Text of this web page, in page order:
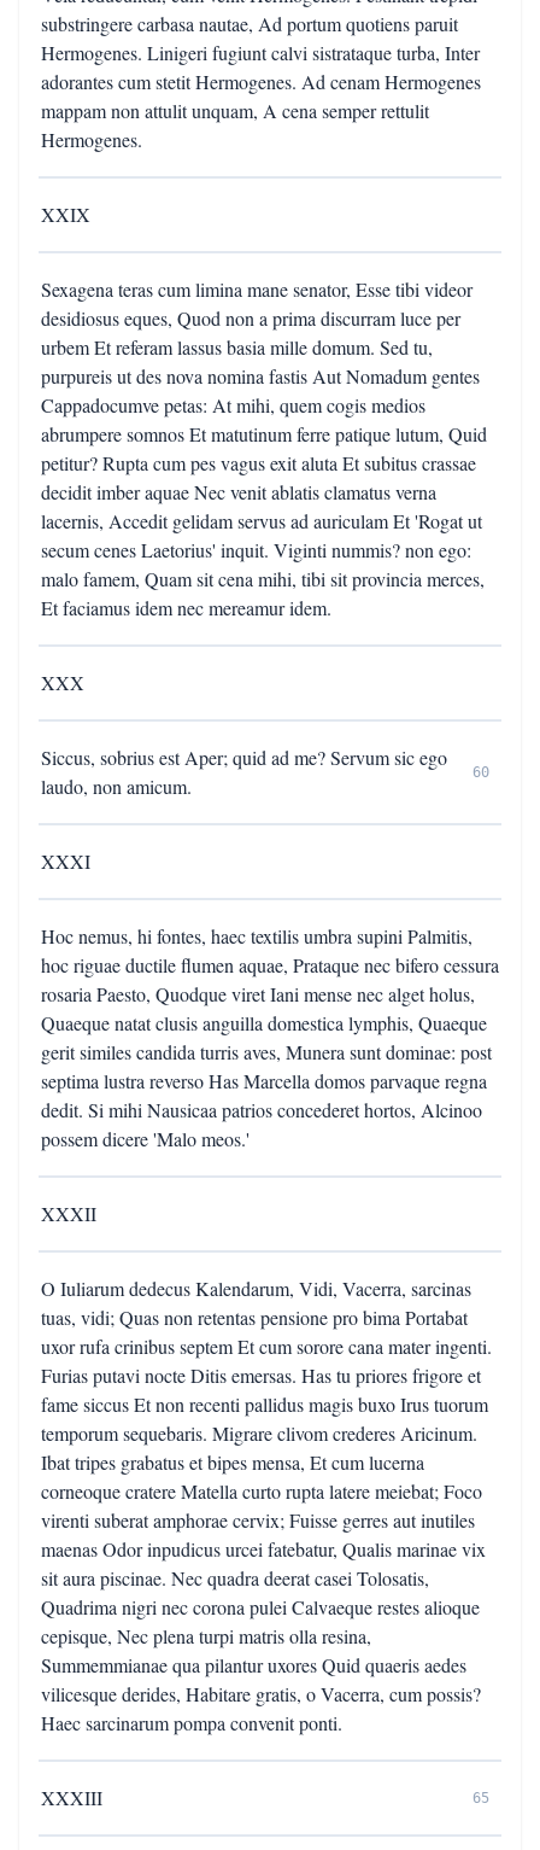
substringere carbasa nautae, Ad portum quotiens paruit
Hermogenes. Linigeri fugiunt calvi sistrataque turba, Inter
adorantes cum stetit Hermogenes. Ad cenam Hermogenes
mappam non attulit unquam, A cena semper rettulit
Hermogenes.
XXIX
Sexagena teras cum limina mane senator, Esse tibi videor
desidiosus eques, Quod non a prima discurram luce per
urbem Et referam lassus basia mille domum. Sed tu,
purpureis ut des nova nomina fastis Aut Nomadum gentes
Cappadocumve petas: At mihi, quem cogis medios
abrumpere somnos Et matutinum ferre patique lutum, Quid
petitur? Rupta cum pes vagus exit aluta Et subitus crassae
decidit imber aquae Nec venit ablatis clamatus verna
lacernis, Accedit gelidam servus ad auriculam Et 'Rogat ut
secum cenes Laetorius' inquit. Viginti nummis? non ego:
malo famem, Quam sit cena mihi, tibi sit provincia merces,
Et faciamus idem nec mereamur idem.
XXX
Siccus, sobrius est Aper; quid ad me? Servum sic ego
laudo, non amicum.
60
XXXI
Hoc nemus, hi fontes, haec textilis umbra supini Palmitis,
hoc riguae ductile flumen aquae, Prataque nec bifero cessura
rosaria Paesto, Quodque viret Iani mense nec alget holus,
Quaeque natat clusis anguilla domestica lymphis, Quaeque
gerit similes candida turris aves, Munera sunt dominae: post
septima lustra reverso Has Marcella domos parvaque regna
dedit. Si mihi Nausicaa patrios concederet hortos, Alcinoo
possem dicere 'Malo meos.'
XXXII
O Iuliarum dedecus Kalendarum, Vidi, Vacerra, sarcinas
tuas, vidi; Quas non retentas pensione pro bima Portabat
uxor rufa crinibus septem Et cum sorore cana mater ingenti.
Furias putavi nocte Ditis emersas. Has tu priores frigore et
fame siccus Et non recenti pallidus magis buxo Irus tuorum
temporum sequebaris. Migrare clivom crederes Aricinum.
Ibat tripes grabatus et bipes mensa, Et cum lucerna
corneoque cratere Matella curto rupta latere meiebat; Foco
virenti suberat amphorae cervix; Fuisse gerres aut inutiles
maenas Odor inpudicus urcei fatebatur, Qualis marinae vix
sit aura piscinae. Nec quadra deerat casei Tolosatis,
Quadrima nigri nec corona pulei Calvaeque restes alioque
cepisque, Nec plena turpi matris olla resina,
Summemmianae qua pilantur uxores Quid quaeris aedes
vilicesque derides, Habitare gratis, o Vacerra, cum possis?
Haec sarcinarum pompa convenit ponti.
XXXIII 65